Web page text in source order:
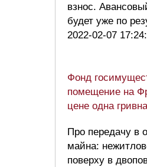
взнос.
будет уже по
2022-02-07
Фонд
помещение на
цене одна
Про передачу в
майна:
поверху в